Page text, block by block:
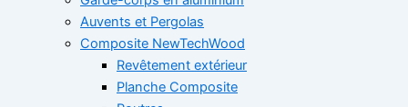
Auvents et Pergolas
Composite NewTechWood
Revêtement extérieur
Planche Composite